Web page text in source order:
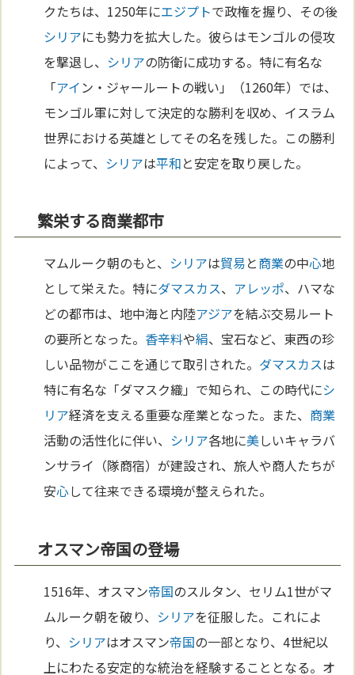
クたちは、1250年にエジプトで政権を握り、その後
シリアにも勢力を拡大した。彼らはモンゴルの侵攻
を撃退し、 シリアの防衛に成功する。特に有名な
「アイ ン・ジャールートの戦い」（1260年）では、
モンゴル軍に対して決定的な勝利を収め、イスラム
世界における英雄としてその名を残した。この勝利
によって、 シリアは平和と安定を取り戻した。
繁栄する商業都市
マムルーク朝のもと、 シリアは貿易と商業の中心地
として栄えた。特にダマスカス、 アレッポ、ハマな
どの都市は、地中海と内陸アジアを結ぶ交易ルート
の要所となった。 香辛料や絹、宝石など、東西の珍
しい品物がここを通じて取引された。 ダマスカスは
特に有名な「ダマスク織」で知られ、この時代にシ
リア経済を支える重要な産業となった。また、 商業
活動の活性化に伴い、 シリア各地に美しいキャラバ
ンサライ（隊商宿）が建設され、旅人や商人たちが
安心して往来できる環境が整えられた。
オスマン帝国の登場
1516年、オスマン帝国のスルタン、セリム1世がマ
ムルーク朝を破り、 シリアを征服した。これによ
り、 シリアはオスマン帝国の一部となり、4世紀以
上にわたる安定的な統治を経験することとなる。オ